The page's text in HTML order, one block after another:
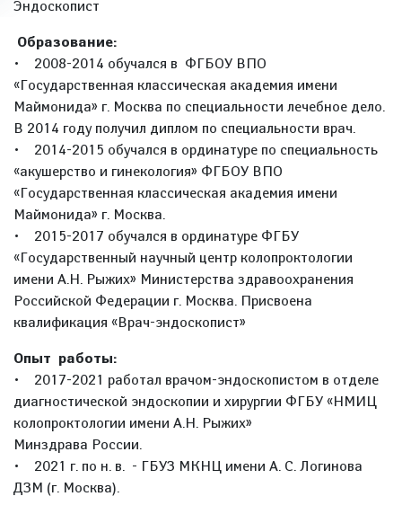
Эндоскопист
Образование:
• 2008-2014 обучался в ФГБОУ ВПО
«Государственная классическая академия имени
Маймонида» г. Москва по специальности лечебное дело.
В 2014 году получил диплом по специальности врач.
• 2014-2015 обучался в ординатуре по специальность
«акушерство и гинекология» ФГБОУ ВПО
«Государственная классическая академия имени
Маймонида» г. Москва.
• 2015-2017 обучался в ординатуре ФГБУ
«Государственный научный центр колопроктологии
имени А.Н. Рыжих» Министерства здравоохранения
Российской Федерации г. Москва. Присвоена
квалификация «Врач-эндоскопист»
Опыт работы:
• 2017-2021 работал врачом-эндоскопистом в отделе
диагностической эндоскопии и хирургии ФГБУ «НМИЦ
колопроктологии имени А.Н. Рыжих»
Минздрава России.
• 2021 г. по н. в. - ГБУЗ МКНЦ имени А. С. Логинова
ДЗМ (г. Москва).